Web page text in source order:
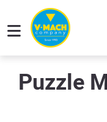
Puzzle